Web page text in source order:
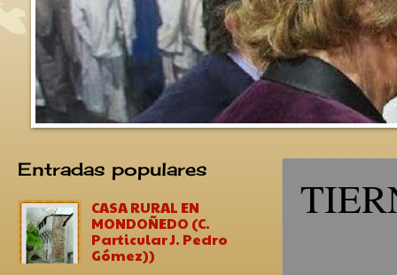
Entradas populares
CASA RURAL EN
MONDOÑEDO (C.
Particular J. Pedro
Gómez))